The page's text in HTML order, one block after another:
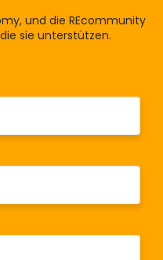
und die REcommunity
sie unterstützen.